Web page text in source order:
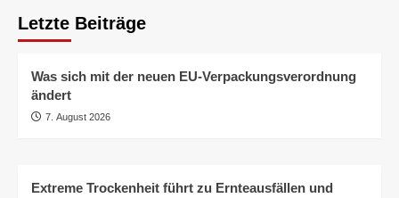
Letzte Beiträge
Was sich mit der neuen EU-Verpackungsverordnung
ändert
7. August 2026
Extreme Trockenheit führt zu Ernteausfällen und